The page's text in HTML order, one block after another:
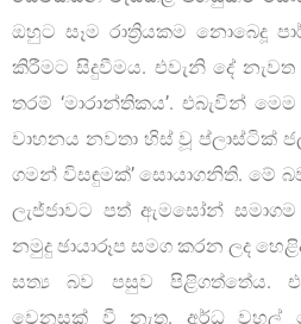
ඔහුට සෑම රාත්‍රියකම නොබෙදූ
කිරීමට සිදුවීමය. එවැනි දේ නැවත
තරම් ‘මාරාන්තිකය’. එබැවින්
වාහනය නවතා හිස් වූ ප්ලාස්ටික්
ගමන් විසඳුමක්’ සොයාගනිති. මේ
ලැජ්ජාවට පත් ඇමසෝන්
නමුදු ඡායාරූප සමග කරන ලද
සත්‍ය බව පසුව පිළිගත්තේය.
වෙනසක් වී නැත. අර්ධ වහල්